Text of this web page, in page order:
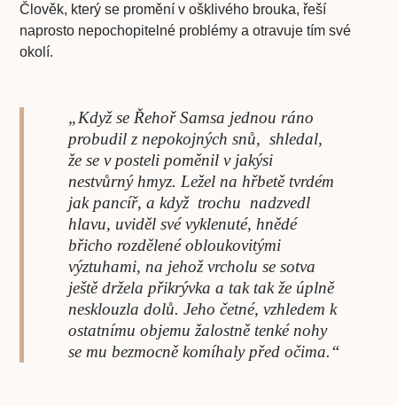
Člověk, který se promění v ošklivého brouka, řeší
naprosto nepochopitelné problémy a otravuje tím své
okolí.
„Když se Řehoř Samsa jednou ráno
probudil z nepokojných snů, shledal,
že se v posteli poměnil v jakýsi
nestvůrný hmyz. Ležel na hřbetě tvrdém
jak pancíř, a když trochu nadzvedl
hlavu, uviděl své vyklenuté, hnědé
břicho rozdělené obloukovitými
výztuhami, na jehož vrcholu se sotva
ještě držela přikrývka a tak tak že úplně
nesklouzla dolů. Jeho četné, vzhledem k
ostatnímu objemu žalostně tenké nohy
se mu bezmocně komíhaly před očima.“